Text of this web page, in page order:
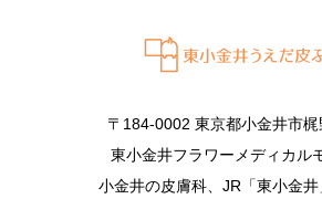
〒184-0002 東京都小金井市
東小金井フラワーメディカル
小金井の皮膚科、JR「東小金